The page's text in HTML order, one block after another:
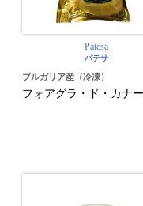
Patesa
パテサ
ブルガリア産（冷凍）
フォアグラ・ド・カナ